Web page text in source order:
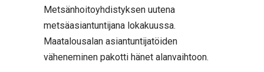
Metsänhoitoyhdistyksen uutena
metsäasiantuntijana lokakuussa.
Maatalousalan asiantuntijatöiden
väheneminen pakotti hänet alanvaihtoon.